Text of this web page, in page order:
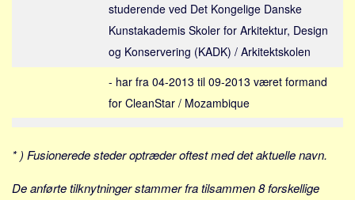
Webstedet
Forhistorien
studerende ved Det Kongelige Danske
Kunstakademis Skoler for Arkitektur, Design
og Konservering (KADK) / Arkitektskolen
- har fra 04-2013 til 09-2013 været formand
for CleanStar / Mozambique
* ) Fusionerede steder optræder oftest med det aktuelle navn.
De anførte tilknytninger stammer fra tilsammen 8 forskellige